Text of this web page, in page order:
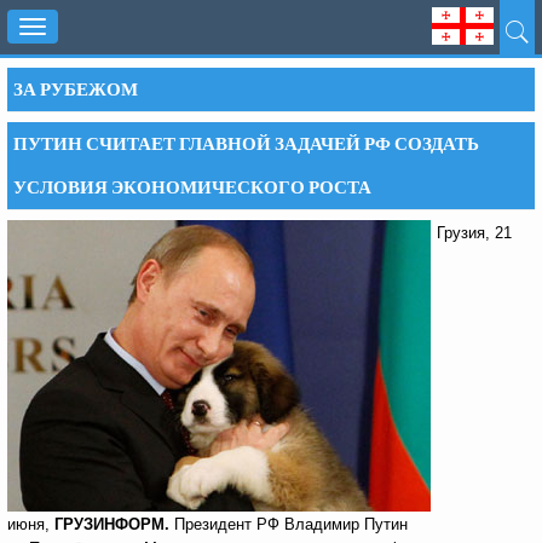
Toggle
navigation
ЗА РУБЕЖОМ
ПУТИН СЧИТАЕТ ГЛАВНОЙ ЗАДАЧЕЙ РФ СОЗДАТЬ
УСЛОВИЯ ЭКОНОМИЧЕСКОГО РОСТА
Грузия, 21
июня, ГРУЗИНФОРМ. Президент РФ Владимир Путин